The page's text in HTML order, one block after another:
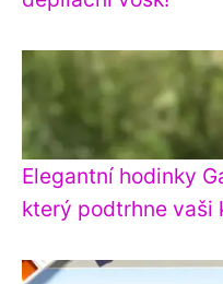
Elegantní hodinky
který podtrhne vaši